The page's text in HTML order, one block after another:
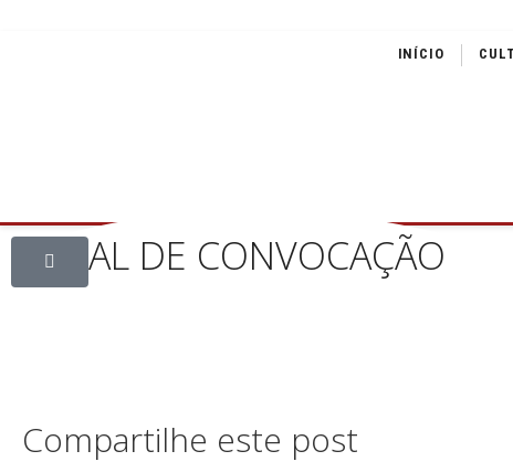
INÍCIO
EDITAL DE CONVOCAÇÃO
Compartilhe este post